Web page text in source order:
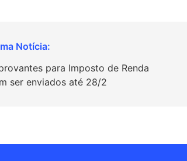
para Imposto de Renda
ser enviados até 28/2